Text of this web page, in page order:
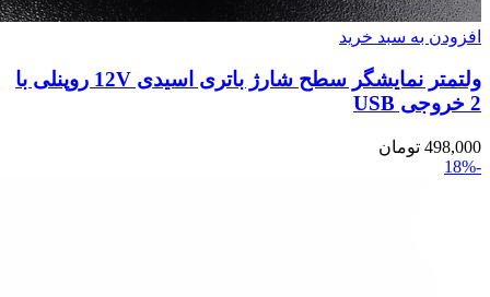
افزودن به سبد خرید
ولتمتر نمایشگر سطح شارژ باترى اسیدی 12V روپنلی با
2 خروجی USB
498,000 تومان
-18%